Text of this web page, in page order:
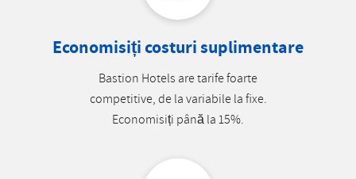
Economisiți costuri suplimentare
Bastion Hotels are tarife foarte
competitive, de la variabile la fixe.
Economisiți până la 15%.